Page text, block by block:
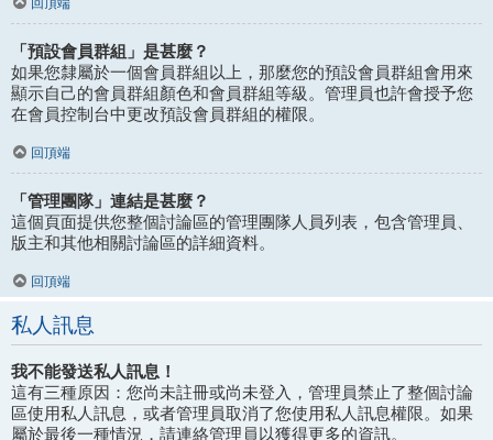
「預設會員群組」是甚麼？
如果您隸屬於一個會員群組以上，那麼您的預設會員群組會用來
顯示自己的會員群組顏色和會員群組等級。管理員也許會授予您
在會員控制台中更改預設會員群組的權限。
回頂端
「管理團隊」連結是甚麼？
這個頁面提供您整個討論區的管理團隊人員列表，包含管理員、
版主和其他相關討論區的詳細資料。
回頂端
私人訊息
我不能發送私人訊息！
這有三種原因：您尚未註冊或尚未登入，管理員禁止了整個討論
區使用私人訊息，或者管理員取消了您使用私人訊息權限。如果
屬於最後一種情況，請連絡管理員以獲得更多的資訊。